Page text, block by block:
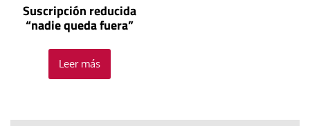
Suscripción reducida
“nadie queda fuera”
Leer más